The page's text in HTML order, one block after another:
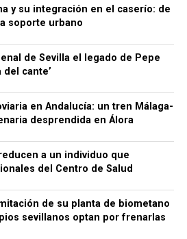
pendiente: medir
de cota
de Bellido confirma que la
un papel importante desde la
la fortificación. También
también una situación de
del sector.
de las operaciones, la
además sociedades
policial y tributaria.
precisión: los hechos se
de un procedimiento
investigadas conservan su
mientras no exista una
de lujo y bienes
y su integración en el caserío: de
soporte urbano
de Sevilla el legado de Pepe
del cante’
en Andalucía: un tren Málaga-
desprendida en Álora
a un individuo que
del Centro de Salud
de su planta de biometano
sevillanos optan por frenarlas